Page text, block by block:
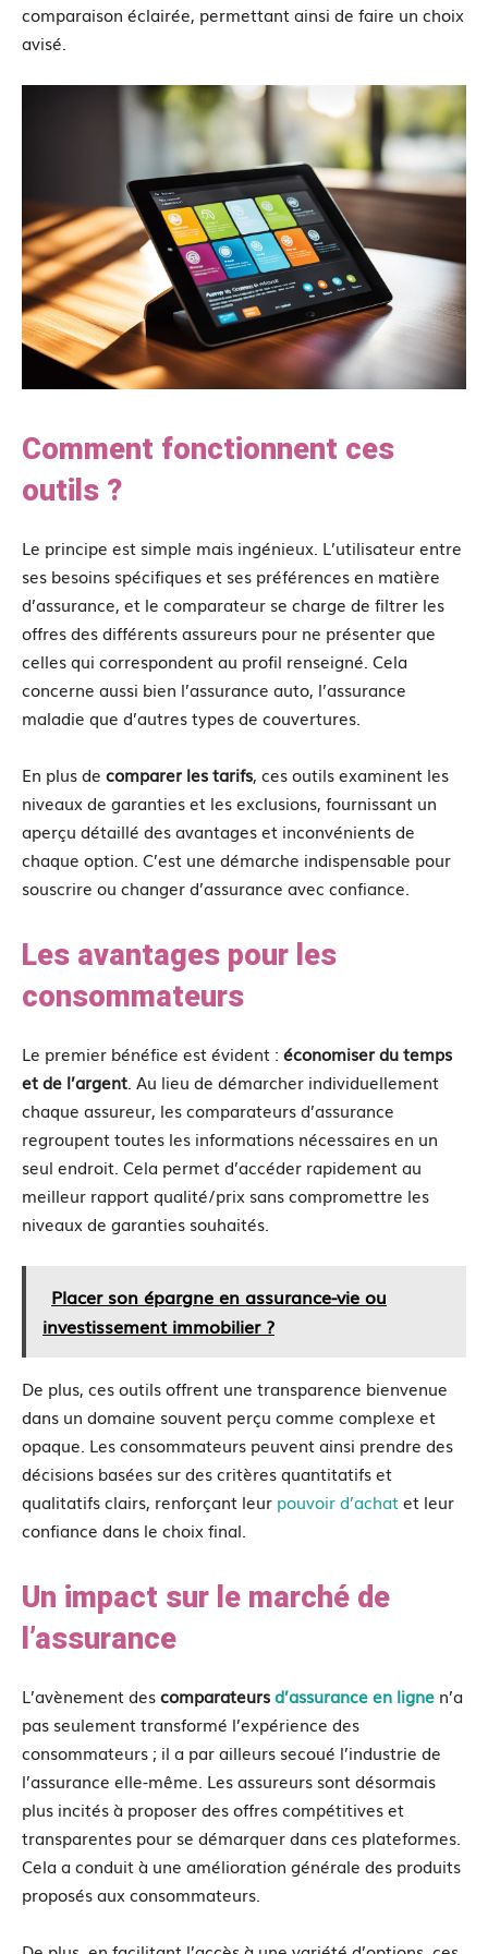
comparaison éclairée, permettant ainsi de faire un choix
avisé.
Comment fonctionnent ces
outils ?
Le principe est simple mais ingénieux. L’utilisateur entre
ses besoins spécifiques et ses préférences en matière
d’assurance, et le comparateur se charge de filtrer les
offres des différents assureurs pour ne présenter que
celles qui correspondent au profil renseigné. Cela
concerne aussi bien l’assurance auto, l’assurance
maladie que d’autres types de couvertures.
En plus de comparer les tarifs, ces outils examinent les
niveaux de garanties et les exclusions, fournissant un
aperçu détaillé des avantages et inconvénients de
chaque option. C’est une démarche indispensable pour
souscrire ou changer d’assurance avec confiance.
Les avantages pour les
consommateurs
Le premier bénéfice est évident : économiser du temps
et de l’argent. Au lieu de démarcher individuellement
chaque assureur, les comparateurs d’assurance
regroupent toutes les informations nécessaires en un
seul endroit. Cela permet d’accéder rapidement au
meilleur rapport qualité/prix sans compromettre les
niveaux de garanties souhaités.
Placer son épargne en assurance-vie ou
investissement immobilier ?
De plus, ces outils offrent une transparence bienvenue
dans un domaine souvent perçu comme complexe et
opaque. Les consommateurs peuvent ainsi prendre des
décisions basées sur des critères quantitatifs et
qualitatifs clairs, renforçant leur pouvoir d’achatet leur
confiance dans le choix final.
Un impact sur le marché de
l’assurance
L’avènement descomparateursd’assurance en ligne n’a
pas seulement transformé l’expérience des
consommateurs ; il a par ailleurs secoué l’industrie de
l’assurance elle-même. Les assureurs sont désormais
plus incités à proposer des offres compétitives et
transparentes pour se démarquer dans ces plateformes.
Cela a conduit à une amélioration générale des produits
proposés aux consommateurs.